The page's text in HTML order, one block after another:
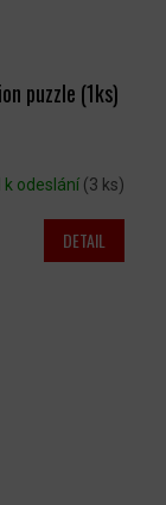
puzzle (1ks)
k odeslání (3 ks)
DETAIL